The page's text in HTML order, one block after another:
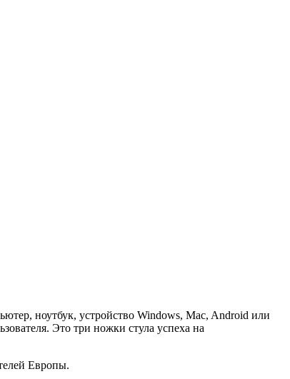
ноутбук, устройство Windows, Mac, Android или
Это три ножки стула успеха на
Европы.